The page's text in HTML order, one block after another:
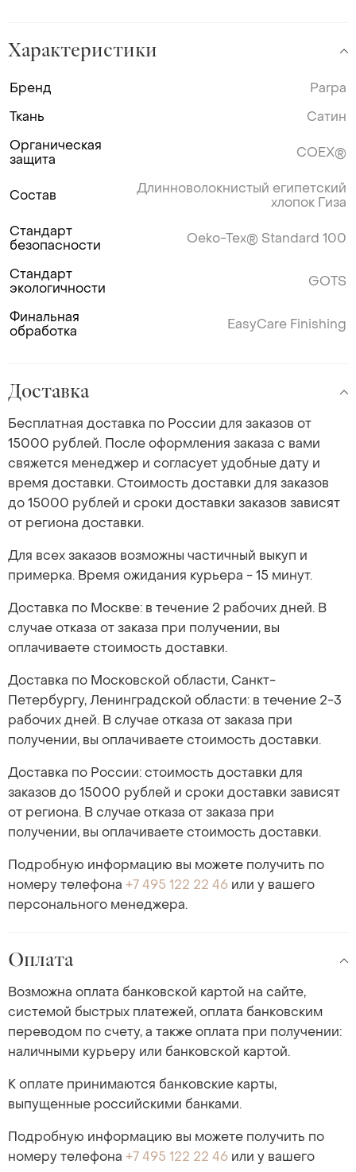
Характеристики
Бренд Parpa
Ткань Сатин
Органическая
защита
COEX®
Состав
Длинноволокнистый египетский
хлопок Гиза
Стандарт
безопасности
Oeko-Tex® Standard 100
Стандарт
экологичности
GOTS
Финальная
обработка
EasyCare Finishing
Доставка
Бесплатная доставка по России для заказов от
15000 рублей. После оформления заказа с вами
свяжется менеджер и согласует удобные дату и
время доставки. Стоимость доставки для заказов
до 15000 рублей и сроки доставки заказов зависят
от региона доставки.
Для всех заказов возможны частичный выкуп и
примерка. Время ожидания курьера - 15 минут.
Доставка по Москве: в течение 2 рабочих дней. В
случае отказа от заказа при получении, вы
оплачиваете стоимость доставки.
Доставка по Московской области, Санкт-
Петербургу, Ленинградской области: в течение 2-3
рабочих дней. В случае отказа от заказа при
получении, вы оплачиваете стоимость доставки.
Доставка по России: стоимость доставки для
заказов до 15000 рублей и сроки доставки зависят
от региона. В случае отказа от заказа при
получении, вы оплачиваете стоимость доставки.
Подробную информацию вы можете получить по
номеру телефона +7 495 122 22 46 или у вашего
персонального менеджера.
Оплата
Возможна оплата банковской картой на сайте,
системой быстрых платежей, оплата банковским
переводом по счету, а также оплата при получении:
наличными курьеру или банковской картой.
К оплате принимаются банковские карты,
выпущенные российскими банками.
Подробную информацию вы можете получить по
номеру телефона +7 495 122 22 46 или у вашего